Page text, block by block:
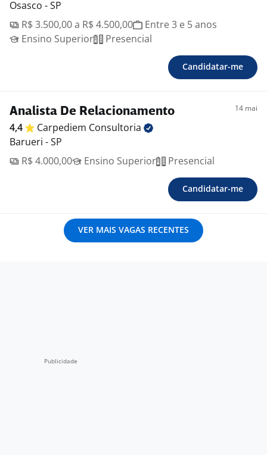
Osasco - SP
R$ 3.500,00 a R$ 4.500,00
Entre 3 e 5 anos
Ensino Superior
Presencial
Candidatar-me
Analista De Relacionamento 14 mai
4,4 Carpediem Consultoria
Barueri - SP
R$ 4.000,00
Ensino Superior Presencial
Candidatar-me
VER MAIS VAGAS RECENTES